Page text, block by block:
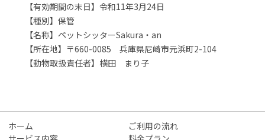
【有効期間の末日】令和11年3月24日
【種別】保管
【名称】ペットシッターSakura・an
【所在地】〒660-0085 兵庫県尼崎市元浜町2-104
【動物取扱責任者】横田 まり子
ホーム
ご利用の流れ